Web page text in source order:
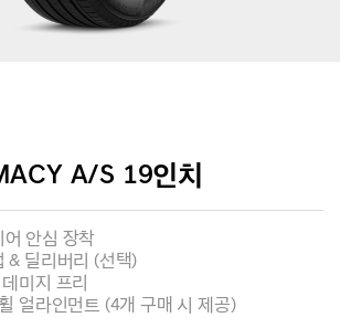
A/S 19인치
어 안심 장착
& 딜리버리 (선택)
미지 프리
얼라인먼트 (4개 구매 시 제공)